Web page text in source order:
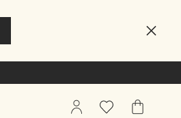
My
FavoritosMeu